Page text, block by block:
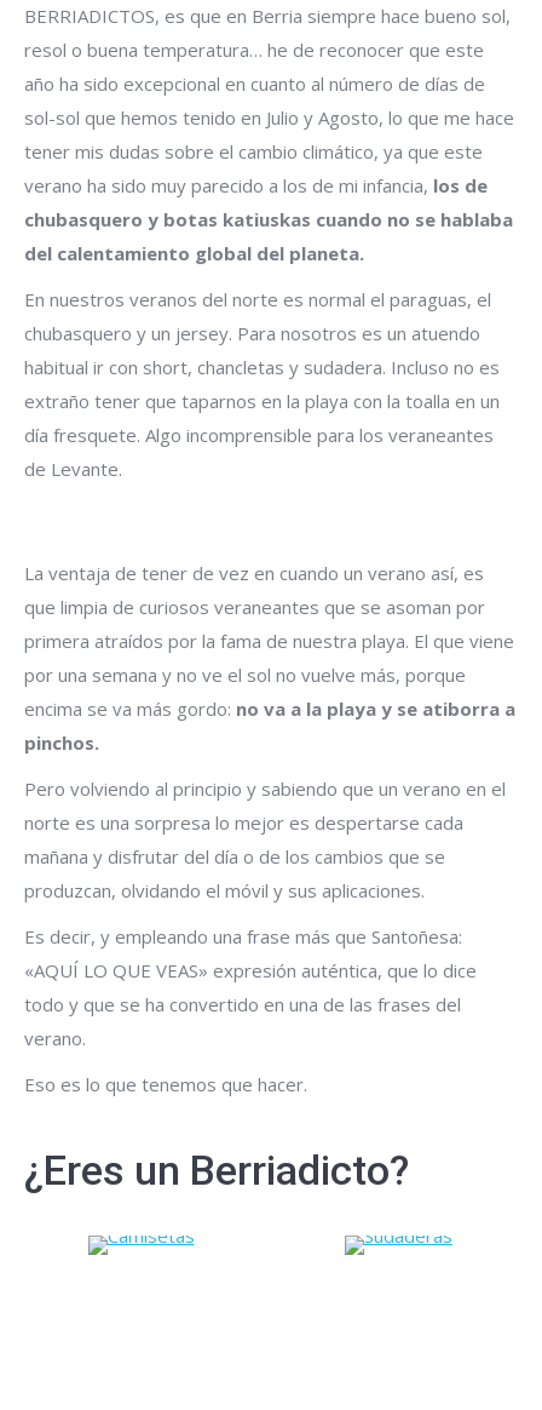
BERRIADICTOS, es que en Berria siempre hace bueno sol,
resol o buena temperatura… he de reconocer que este
año ha sido excepcional en cuanto al número de días de
sol-sol que hemos tenido en Julio y Agosto, lo que me hace
tener mis dudas sobre el cambio climático, ya que este
verano ha sido muy parecido a los de mi infancia, los de
chubasquero y botas katiuskas cuando no se hablaba
del calentamiento global del planeta.
En nuestros veranos del norte es normal el paraguas, el
chubasquero y un jersey. Para nosotros es un atuendo
habitual ir con short, chancletas y sudadera. Incluso no es
extraño tener que taparnos en la playa con la toalla en un
día fresquete. Algo incomprensible para los veraneantes
de Levante.
La ventaja de tener de vez en cuando un verano así, es
que limpia de curiosos veraneantes que se asoman por
primera atraídos por la fama de nuestra playa. El que viene
por una semana y no ve el sol no vuelve más, porque
encima se va más gordo: no va a la playa y se atiborra a
pinchos.
Pero volviendo al principio y sabiendo que un verano en el
norte es una sorpresa lo mejor es despertarse cada
mañana y disfrutar del día o de los cambios que se
produzcan, olvidando el móvil y sus aplicaciones.
Es decir, y empleando una frase más que Santoñesa:
«AQUÍ LO QUE VEAS» expresión auténtica, que lo dice
todo y que se ha convertido en una de las frases del
verano.
Eso es lo que tenemos que hacer.
¿Eres un Berriadicto?